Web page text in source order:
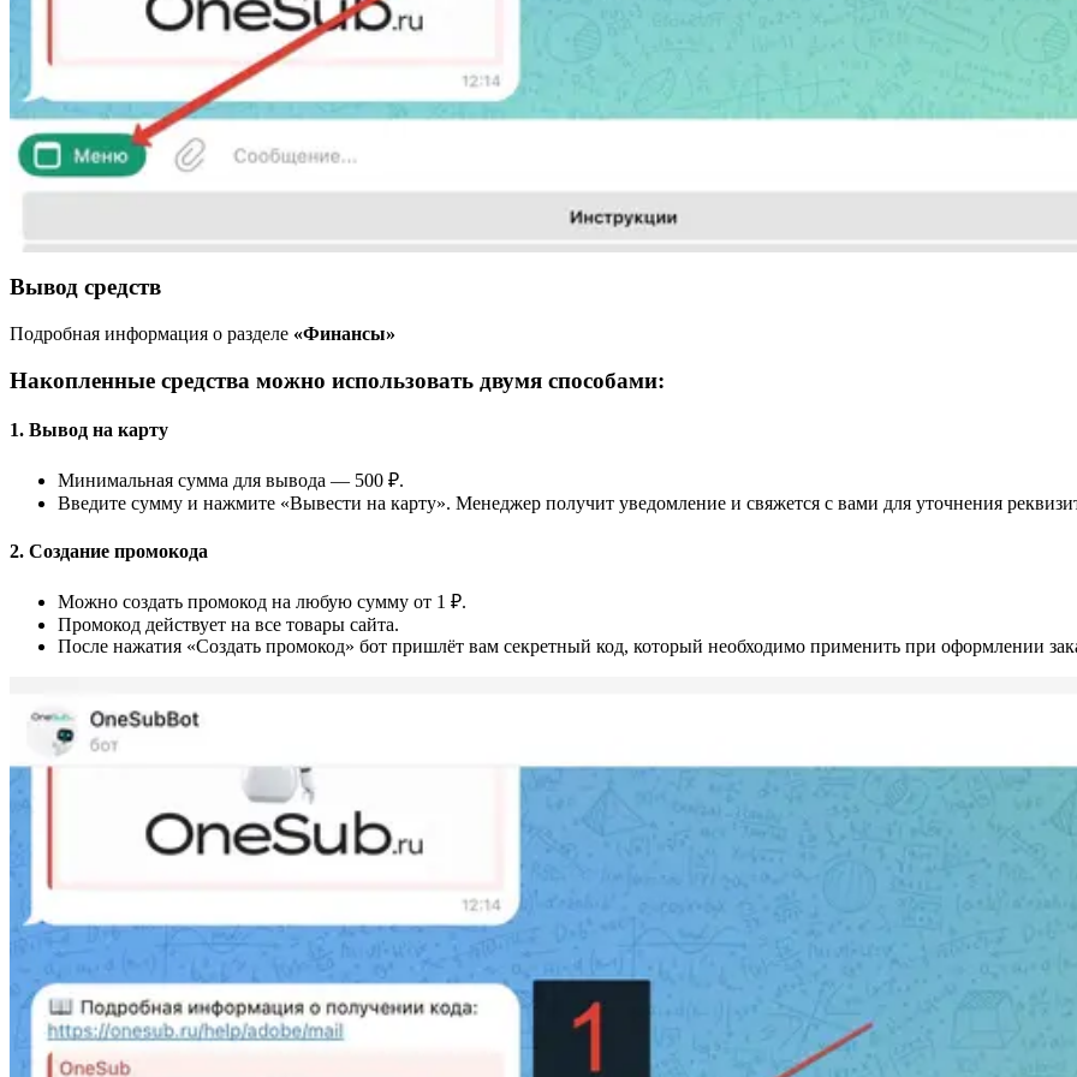
Вывод средств
Подробная информация о разделе «Финансы»
Накопленные средства можно использовать двумя способами:
1. Вывод на карту
Минимальная сумма для вывода — 500 ₽.
Введите сумму и нажмите «Вывести на карту». Менеджер получит уведомление и свяжется с вами для уточнения
2. Создание промокода
Можно создать промокод на любую сумму от 1 ₽.
Промокод действует на все товары сайта.
После нажатия «Создать промокод» бот пришлёт вам секретный код, который необходимо применить при оформлении